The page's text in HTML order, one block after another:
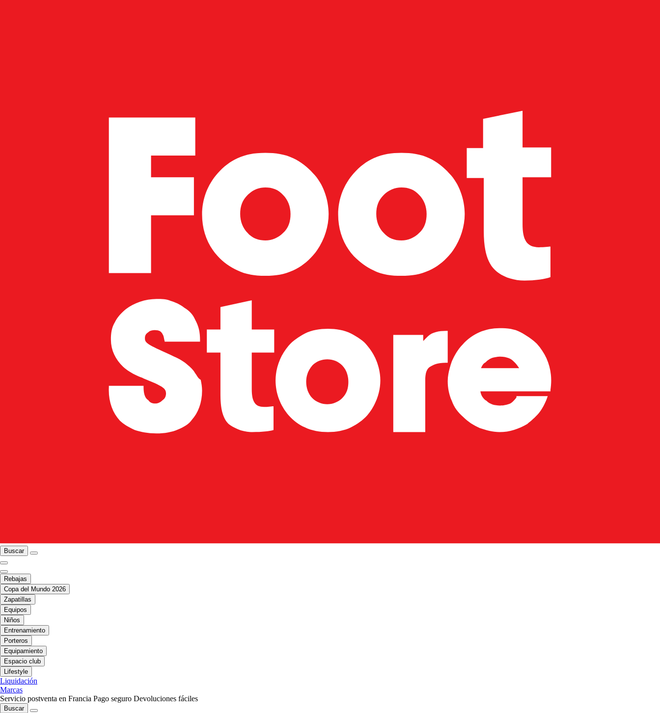
Buscar
Rebajas
Copa del Mundo 2026
Zapatillas
Equipos
Niños
Entrenamiento
Porteros
Equipamiento
Espacio club
Lifestyle
Liquidación
Marcas
Servicio postventa en Francia Pago seguro Devoluciones fáciles
Buscar